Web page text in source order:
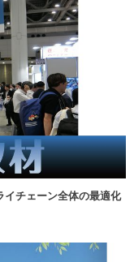
イチェーン全体の最適化